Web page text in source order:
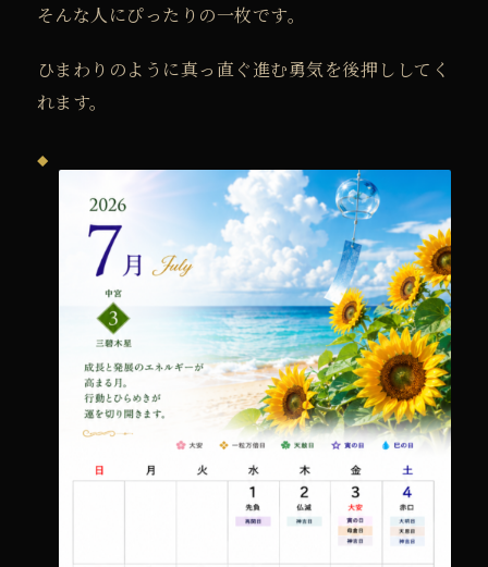
ン
カ
そんな人にぴったりの一枚です。
ひまわりのように真っ直ぐ進む勇気を後押ししてく
れます。